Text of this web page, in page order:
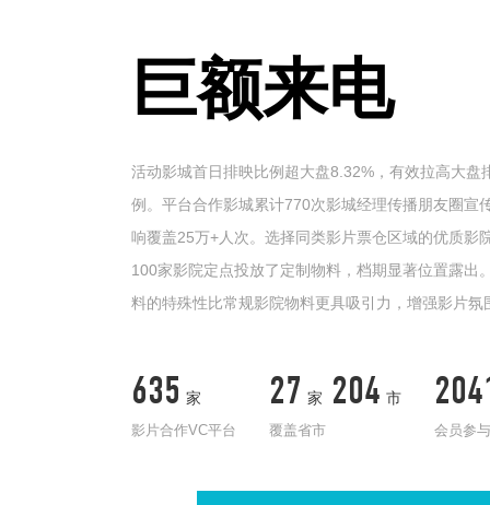
巨额来电
活动影城首日排映比例超大盘8.32%，有效拉高大盘
例。平台合作影城累计770次影城经理传播朋友圈宣
响覆盖25万+人次。选择同类影片票仓区域的优质影
100家影院定点投放了定制物料，档期显著位置露出
料的特殊性比常规影院物料更具吸引力，增强影片氛
635 家
影片合作VC平台
27 家 204 市
覆盖省市 会员参